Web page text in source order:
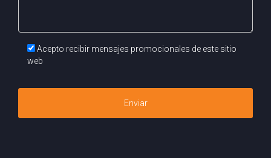
Acepto recibir mensajes promocionales de este sitio
web
Enviar